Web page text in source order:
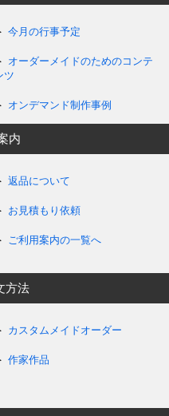
今月の行事予定
オーダーメイドのためのコンテ
ツ
オンデマンド制作事例
内
返品について
お見積もり依頼
ご利用案内の一覧へ
方法
カスタムメイドオーダー
作家作品